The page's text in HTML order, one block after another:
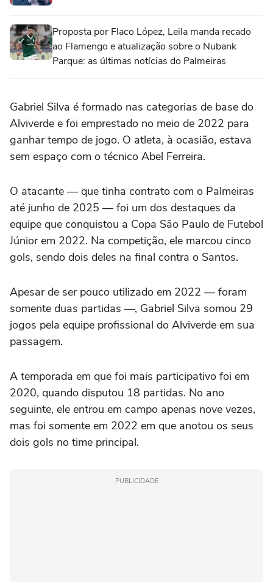
Proposta por Flaco López, Leila manda recado
ao Flamengo e atualização sobre o Nubank
Parque: as últimas notícias do Palmeiras
Gabriel Silva é formado nas categorias de base do
Alviverde e foi emprestado no meio de 2022 para
ganhar tempo de jogo. O atleta, à ocasião, estava
sem espaço com o técnico Abel Ferreira.
O atacante — que tinha contrato com o Palmeiras
até junho de 2025 — foi um dos destaques da
equipe que conquistou a Copa São Paulo de Futebol
Júnior em 2022. Na competição, ele marcou cinco
gols, sendo dois deles na final contra o Santos.
Apesar de ser pouco utilizado em 2022 — foram
somente duas partidas —, Gabriel Silva somou 29
jogos pela equipe profissional do Alviverde em sua
passagem.
A temporada em que foi mais participativo foi em
2020, quando disputou 18 partidas. No ano
seguinte, ele entrou em campo apenas nove vezes,
mas foi somente em 2022 em que anotou os seus
dois gols no time principal.
PUBLICIDADE